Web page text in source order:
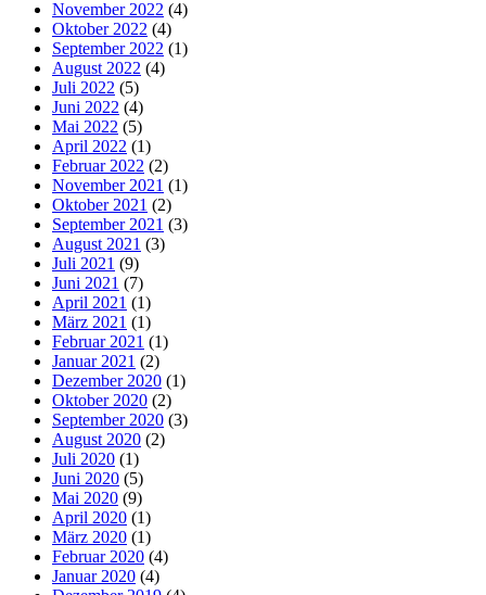
November 2022 (4)
Oktober 2022 (4)
September 2022 (1)
August 2022 (4)
Juli 2022 (5)
Juni 2022 (4)
Mai 2022 (5)
April 2022 (1)
Februar 2022 (2)
November 2021 (1)
Oktober 2021 (2)
September 2021 (3)
August 2021 (3)
Juli 2021 (9)
Juni 2021 (7)
April 2021 (1)
März 2021 (1)
Februar 2021 (1)
Januar 2021 (2)
Dezember 2020 (1)
Oktober 2020 (2)
September 2020 (3)
August 2020 (2)
Juli 2020 (1)
Juni 2020 (5)
Mai 2020 (9)
April 2020 (1)
März 2020 (1)
Februar 2020 (4)
Januar 2020 (4)